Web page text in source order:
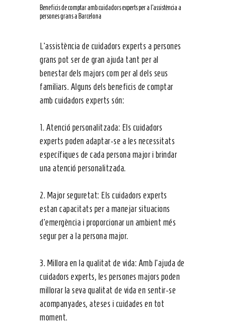
Beneficis de comptar amb cuidadors experts per a l’assistència a
persones grans a Barcelona
L’assistència de cuidadors experts a persones
grans pot ser de gran ajuda tant per al
benestar dels majors com per al dels seus
familiars. Alguns dels beneficis de comptar
amb cuidadors experts són:
1. Atenció personalitzada: Els cuidadors
experts poden adaptar-se a les necessitats
específiques de cada persona major i brindar
una atenció personalitzada.
2. Major seguretat: Els cuidadors experts
estan capacitats per a manejar situacions
d’emergència i proporcionar un ambient més
segur per a la persona major.
3. Millora en la qualitat de vida: Amb l’ajuda de
cuidadors experts, les persones majors poden
millorar la seva qualitat de vida en sentir-se
acompanyades, ateses i cuidades en tot
moment.